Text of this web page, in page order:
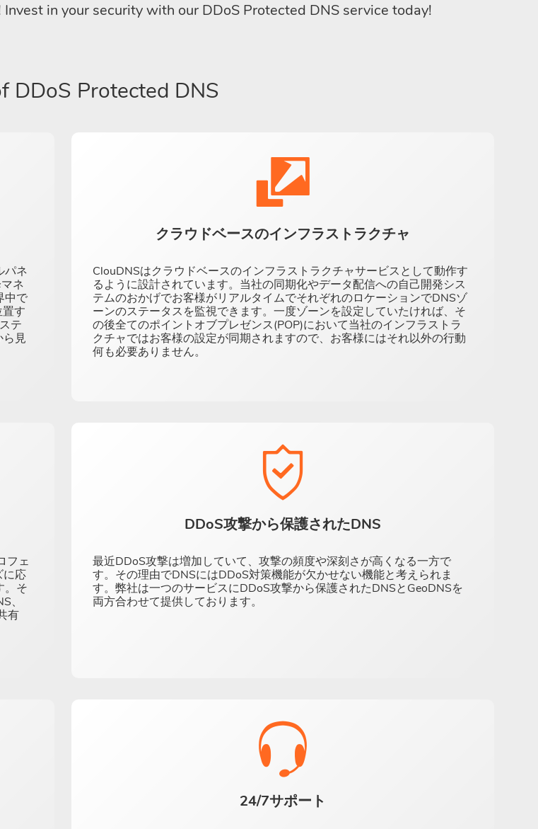
in your security with our DDoS Protected DNS service today!
DDoS Protected DNS
パネ
ネ
中で
す
テ
ら見
クラウドベースのインフラストラクチャ
ClouDNSはクラウドベースのインフラストラクチャサービスとして動作す
るように設計されています。当社の同期化やデータ配信への自己開発シス
テムのおかげでお客様がリアルタイムでそれぞれのロケーションでDNSゾ
ーンのステータスを監視できます。一度ゾーンを設定していたければ、そ
の後全てのポイントオブプレゼンス(POP)において当社のインフラストラ
クチャではお客様の設定が同期されますので、お客様にはそれ以外の行動
何も必要ありません。
フェ
に応
。そ
、
有
DDoS攻撃から保護されたDNS
最近DDoS攻撃は増加していて、攻撃の頻度や深刻さが高くなる一方で
す。その理由でDNSにはDDoS対策機能が欠かせない機能と考えられま
す。弊社は一つのサービスにDDoS攻撃から保護されたDNSとGeoDNSを
両方合わせて提供しております。
24/7サポート